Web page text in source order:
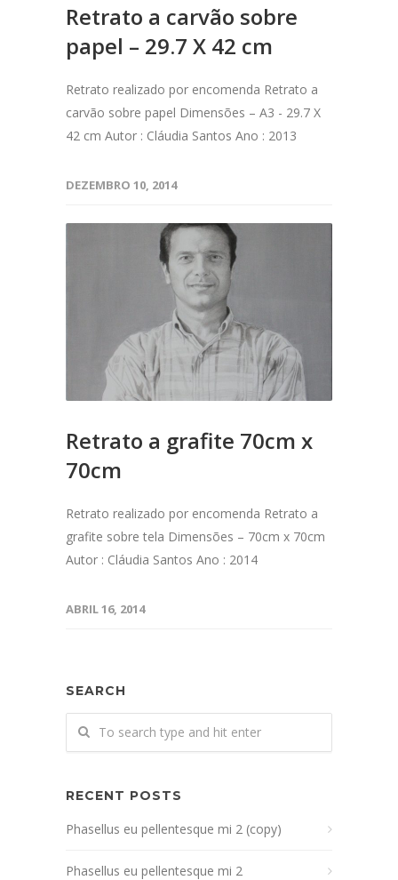
Retrato a carvão sobre
papel – 29.7 X 42 cm
Retrato realizado por encomenda Retrato a
carvão sobre papel Dimensões – A3 - 29.7 X
42 cm Autor : Cláudia Santos Ano : 2013
DEZEMBRO 10, 2014
Retrato a grafite 70cm x
70cm
Retrato realizado por encomenda Retrato a
grafite sobre tela Dimensões – 70cm x 70cm
Autor : Cláudia Santos Ano : 2014
ABRIL 16, 2014
SEARCH
RECENT POSTS
Phasellus eu pellentesque mi 2 (copy)
Phasellus eu pellentesque mi 2